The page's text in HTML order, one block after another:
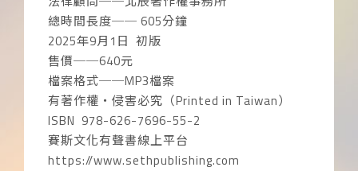
總時間長度── 605分鐘
2025年9月1日 初版
售價──640元
檔案格式──MP3檔案
有著作權‧侵害必究（Printed in Taiwan）
ISBN 978-626-7696-55-2
賽斯文化有聲書線上平台
https://www.sethpublishing.com